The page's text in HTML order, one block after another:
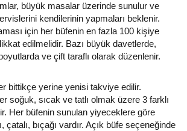
büyük masalar üzerinde sunulur ve
kendilerinin yapmaları beklenir.
için her büfenin en fazla 100 kişiye
edilmelidir. Bazı büyük davetlerde,
ve çift taraflı olarak düzenlenir.
bittikçe yerine yenisi takviye edilir.
soğuk, sıcak ve tatlı olmak üzere 3 farklı
Her büfenin sunulan yiyeceklere göre
çatalı, bıçağı vardır. Açık büfe seçeneğinde